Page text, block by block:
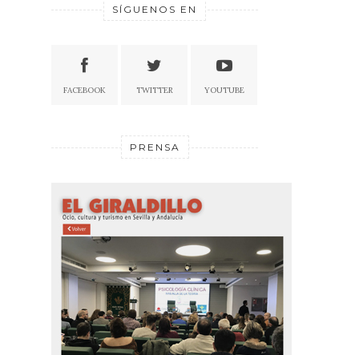
SÍGUENOS EN
FACEBOOK TWITTER YOUTUBE
PRENSA